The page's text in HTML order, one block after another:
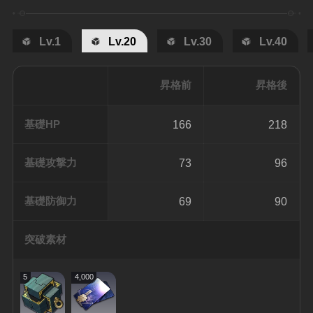
Lv.1 Lv.20 Lv.30 Lv.40
昇格前 昇格後
基礎HP 166 218
基礎攻撃力 73 96
基礎防御力 69 90
突破素材
5 4,000